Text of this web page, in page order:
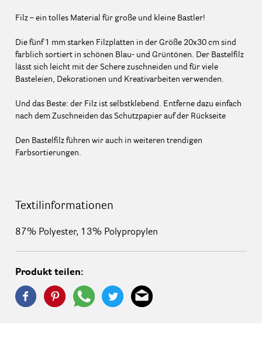
Filz – ein tolles Material für große und kleine Bastler!
Die fünf 1 mm starken Filzplatten in der Größe 20x30 cm sind
farblich sortiert in schönen Blau- und Grüntönen. Der Bastelfilz
lässt sich leicht mit der Schere zuschneiden und für viele
Basteleien, Dekorationen und Kreativarbeiten verwenden.
Und das Beste: der Filz ist selbstklebend. Entferne dazu einfach
nach dem Zuschneiden das Schutzpapier auf der Rückseite
Den Bastelfilz führen wir auch in weiteren trendigen
Farbsortierungen.
Textilinformationen
87% Polyester, 13% Polypropylen
Produkt teilen: